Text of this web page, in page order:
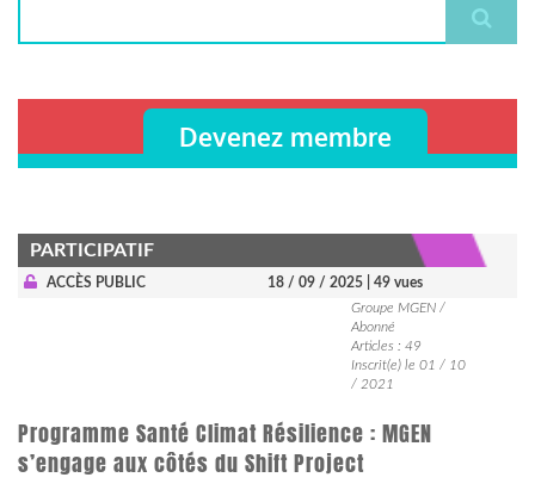
Devenez membre
PARTICIPATIF
ACCÈS PUBLIC 18 / 09 / 2025
| 49 vues
Groupe MGEN /
Abonné
Articles : 49
Inscrit(e) le 01 / 10
/ 2021
Programme Santé Climat Résilience : MGEN
s’engage aux côtés du Shift Project